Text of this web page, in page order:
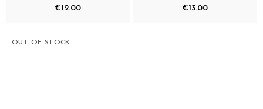
€12.00
€13.00
OUT-OF-STOCK